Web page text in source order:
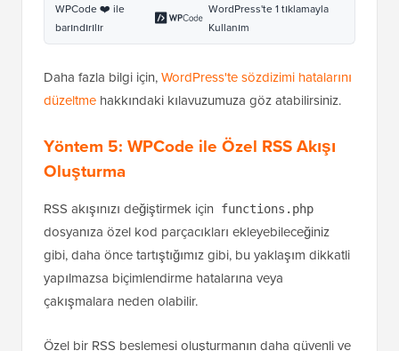
WPCode ❤️ ile
barındırılır
WordPress'te 1 tıklamayla
Kullanım
Daha fazla bilgi için,WordPress'te sözdizimi hatalarını
düzeltme hakkındaki kılavuzumuza göz atabilirsiniz.
Yöntem 5: WPCode ile Özel RSS Akışı
Oluşturma
RSS akışınızı değiştirmek için functions.php
dosyanıza özel kod parçacıkları ekleyebileceğiniz
gibi, daha önce tartıştığımız gibi, bu yaklaşım dikkatli
yapılmazsa biçimlendirme hatalarına veya
çakışmalara neden olabilir.
Özel bir RSS beslemesi oluşturmanın daha güvenli ve